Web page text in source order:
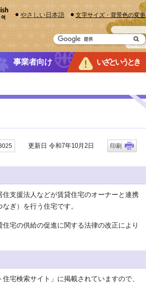
やさしい日本語 文字サイズ・背景色の変更
事業者向け いざというとき
更新日 令和7年10月2日 印刷
支援法人などが賃貸住宅のオーナーと連携
ぎ）を行う住宅です。
宅の供給の促進に関する法律の改正により
宅検索サイト」に掲載されていますので、